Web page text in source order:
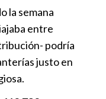
la semana
entre
podría
justo en